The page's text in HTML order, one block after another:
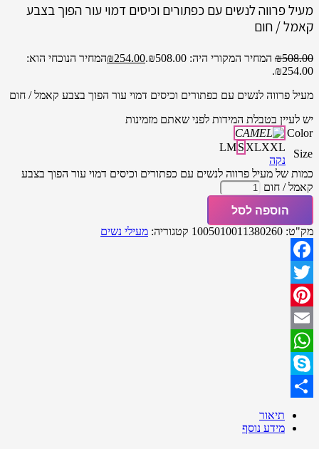
מעיל פרווה לנשים עם כפתורים וכיסים דמוי עור הפוך בצבע
קאמל / חום
₪508.00 המחיר המקורי היה: ₪508.00. ₪254.00
המחיר הנוכחי הוא:
₪254.00.
מעיל פרווה לנשים עם כפתורים וכיסים דמוי עור הפוך בצבע קאמל / חום
יש לעיין בטבלת המידות לפני שאתם מזמינות
Color
Size
LMS XLXXL
נקה
כמות של מעיל פרווה לנשים עם כפתורים וכיסים דמוי עור הפוך בצבע
קאמל / חום
הוספה לסל
מק"ט: 1005010011380260 קטגוריה: מעילי נשים
Facebook
Twitter
Pinterest
Email
WhatsApp
Skype
תיאור
מידע נוסף